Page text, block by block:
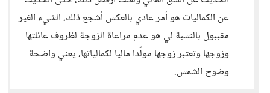
عن الكماليات هو أمر عادي بالعكس أشجع ذلك، الشيء الغير
مقببول بالنسبة لي هو عدم مراعاة الزوجة لظروف عائلتها
وزوجها وتعتبر زوجها مولّدا ماليا لكمالياتها، يعني واضحة
وضوح الشمس.